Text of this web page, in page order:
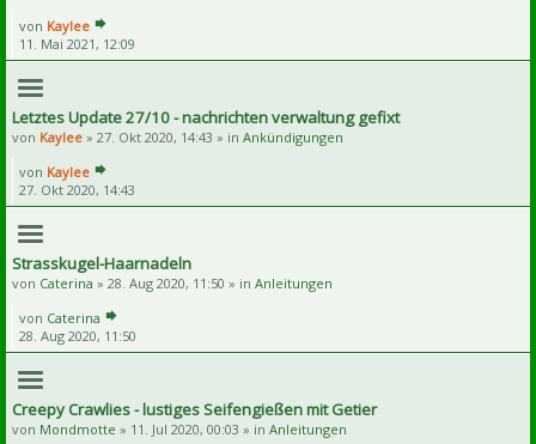
von Kaylee
11. Mai 2021, 12:09
Letztes Update 27/10 - nachrichten verwaltung gefixt
von Kaylee » 27. Okt 2020, 14:43 » in Ankündigungen
von Kaylee
27. Okt 2020, 14:43
Strasskugel-Haarnadeln
von Caterina » 28. Aug 2020, 11:50 » in Anleitungen
von Caterina
28. Aug 2020, 11:50
Creepy Crawlies - lustiges Seifengießen mit Getier
von Mondmotte » 11. Jul 2020, 00:03 » in Anleitungen